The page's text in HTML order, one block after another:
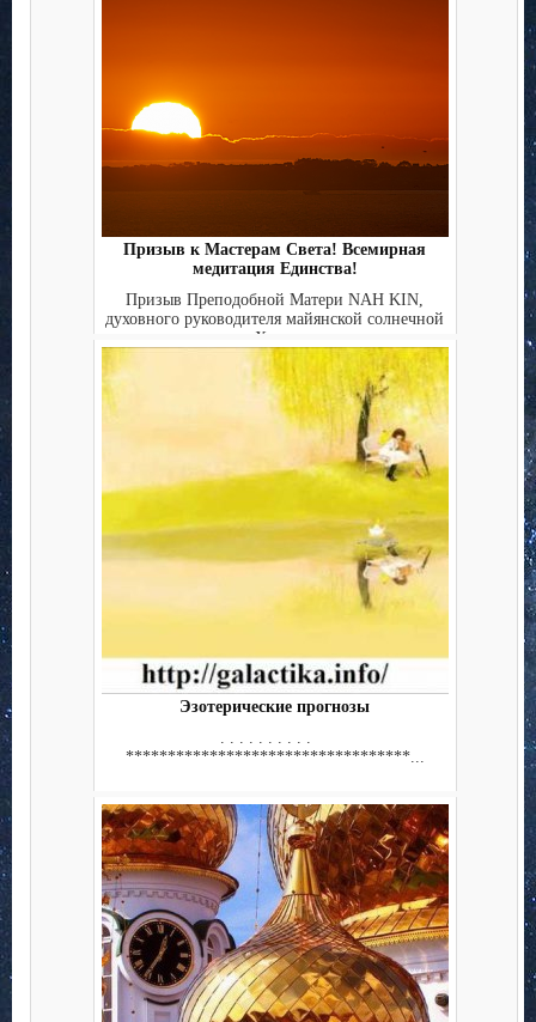
Призыв к Мастерам Света! Всемирная
медитация Единства!
Призыв Преподобной Матери NAH KIN,
духовного руководителя майянской солнечной
традиции, Хранительниц...
Эзотерические прогнозы
. . . . . . . . . .
**********************************...